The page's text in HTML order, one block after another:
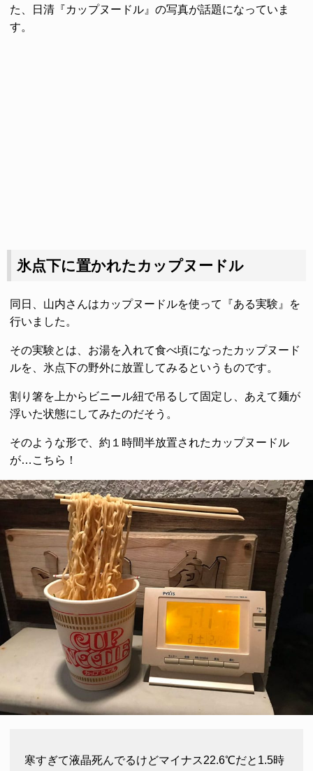
た、日清『カップヌードル』の写真が話題になっていま
す。
氷点下に置かれたカップヌードル
同日、山内さんはカップヌードルを使って『ある実験』を
行いました。
その実験とは、お湯を入れて食べ頃になったカップヌード
ルを、氷点下の野外に放置してみるというものです。
割り箸を上からビニール紐で吊るして固定し、あえて麺が
浮いた状態にしてみたのだそう。
そのような形で、約１時間半放置されたカップヌードル
が…こちら！
寒すぎて液晶死んでるけどマイナス22.6℃だと1.5時